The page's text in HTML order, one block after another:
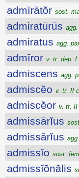
admīrātŏr sost.
admiratūrūs
admiratus agg.
admīror v. tr. dep. I
admiscens agg.
admiscĕo v. tr. II
admiscĕor v. tr. II
admissārĭus
admissārĭus
admissĭo sost.
admissĭōnālis